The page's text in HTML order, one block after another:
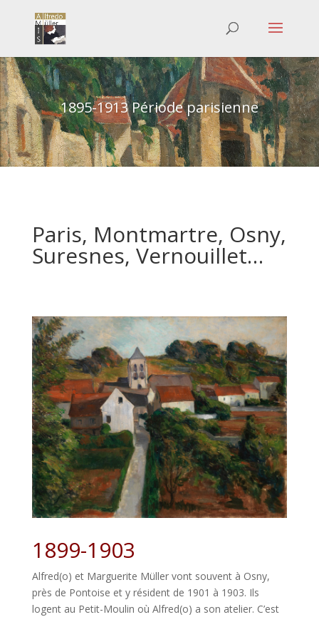
1895-1913 Période parisienne
Paris, Montmartre, Osny,
Suresnes, Vernouillet…
1899-1903
Alfred(o) et Marguerite Müller vont souvent à Osny,
près de Pontoise et y résident de 1901 à 1903. Ils
logent au Petit-Moulin où Alfred(o) a son atelier. C’est